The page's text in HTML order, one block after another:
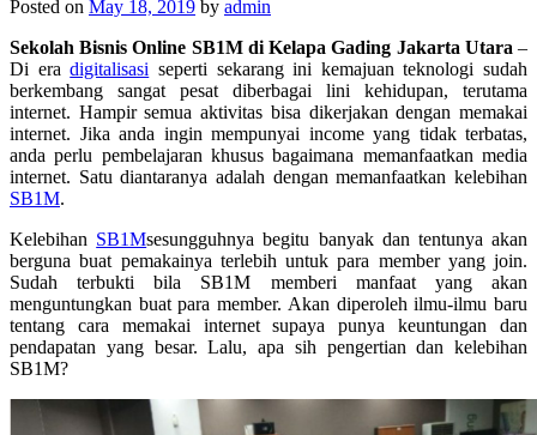
Posted on May 18, 2019 by admin
Sekolah Bisnis Online SB1M di Kelapa Gading Jakarta Utara –
Di eradigitalisasi seperti sekarang ini kemajuan teknologi sudah
berkembang sangat pesat diberbagai lini kehidupan, terutama
internet. Hampir semua aktivitas bisa dikerjakan dengan memakai
internet. Jika anda ingin mempunyai income yang tidak terbatas,
anda perlu pembelajaran khusus bagaimana memanfaatkan media
internet. Satu diantaranya adalah dengan memanfaatkan kelebihan
SB1M.
Kelebihan SB1Msesungguhnya begitu banyak dan tentunya akan
berguna buat pemakainya terlebih untuk para member yang join.
Sudah terbukti bila SB1M memberi manfaat yang akan
menguntungkan buat para member. Akan diperoleh ilmu-ilmu baru
tentang cara memakai internet supaya punya keuntungan dan
pendapatan yang besar. Lalu, apa sih pengertian dan kelebihan
SB1M?